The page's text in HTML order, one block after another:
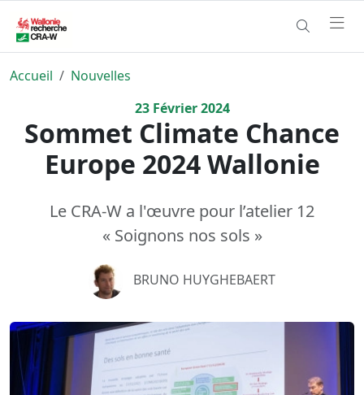
Accueil
Nouvelles
23Février2024
Sommet Climate Chance
Europe 2024 Wallonie
Le CRA-W a l'œuvre pour l’atelier 12
« Soignons nos sols »
BRUNO HUYGHEBAERT